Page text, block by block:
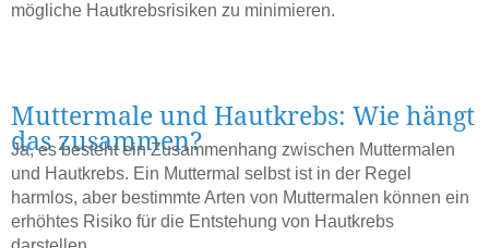
mögliche Hautkrebsrisiken zu minimieren.
Muttermale und Hautkrebs: Wie hängt
das zusammen?
Ja, es besteht ein Zusammenhang zwischen Muttermalen
und Hautkrebs. Ein Muttermal selbst ist in der Regel
harmlos, aber bestimmte Arten von Muttermalen können ein
erhöhtes Risiko für die Entstehung von Hautkrebs